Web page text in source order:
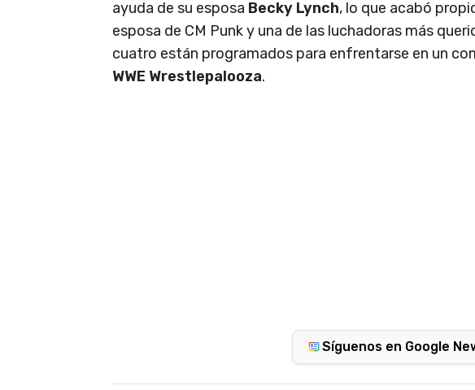
ayuda de su esposa Becky Lynch, lo que acabó
esposa de CM Punk y una de las luchadoras más
cuatro están programados para enfrentarse en un
WWE Wrestlepalooza.
Síguenos en Google